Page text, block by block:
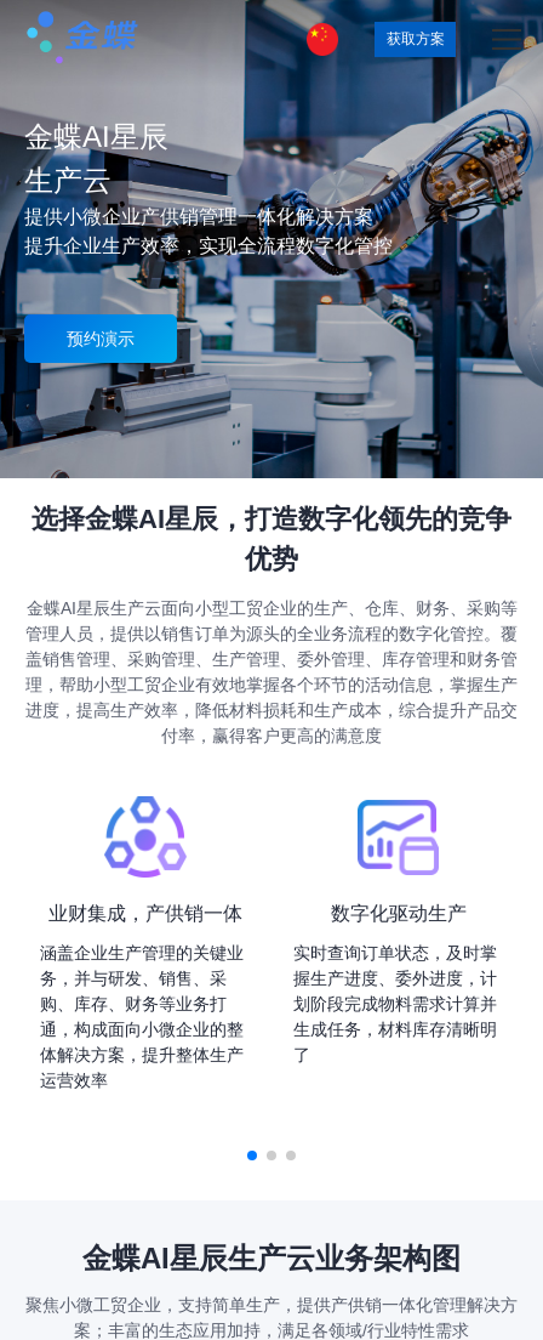
获取方案
金蝶AI星辰
生产云
提供小微企业产供销管理一体化解决方案
提升企业生产效率，实现全流程数字化管控
预约演示
选择金蝶AI星辰，打造数字化领先的竞争
优势
金蝶AI星辰生产云面向小型工贸企业的生产、仓库、财务、采购等
管理人员，提供以销售订单为源头的全业务流程的数字化管控。覆
盖销售管理、采购管理、生产管理、委外管理、库存管理和财务管
理，帮助小型工贸企业有效地掌握各个环节的活动信息，掌握生产
进度，提高生产效率，降低材料损耗和生产成本，综合提升产品交
付率，赢得客户更高的满意度
业财集成，产供销一体
涵盖企业生产管理的关键业
务，并与研发、销售、采
购、库存、财务等业务打
通，构成面向小微企业的整
体解决方案，提升整体生产
运营效率
数字化驱动生产
实时查询订单状态，及时掌
握生产进度、委外进度，计
划阶段完成物料需求计算并
生成任务，材料库存清晰明
了
金蝶AI星辰生产云业务架构图
聚焦小微工贸企业，支持简单生产，提供产供销一体化管理解决方
案；丰富的生态应用加持，满足各领域/行业特性需求